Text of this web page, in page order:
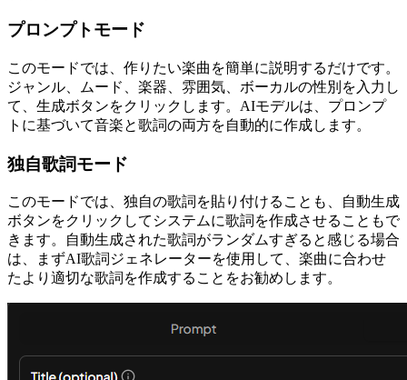
プロンプトモード
このモードでは、作りたい楽曲を簡単に説明するだけです。
ジャンル、ムード、楽器、雰囲気、ボーカルの性別を入力し
て、生成ボタンをクリックします。AIモデルは、プロンプ
トに基づいて音楽と歌詞の両方を自動的に作成します。
独自歌詞モード
このモードでは、独自の歌詞を貼り付けることも、自動生成
ボタンをクリックしてシステムに歌詞を作成させることもで
きます。自動生成された歌詞がランダムすぎると感じる場合
は、まずAI歌詞ジェネレーターを使用して、楽曲に合わせ
たより適切な歌詞を作成することをお勧めします。